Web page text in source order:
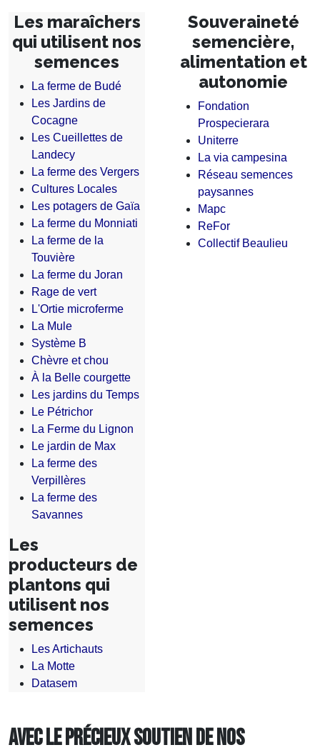
Les maraîchers
qui utilisent nos
semences
La ferme de Budé
Les Jardins de
Cocagne
Les Cueillettes de
Landecy
La ferme des Vergers
Cultures Locales
Les potagers de Gaïa
La ferme du Monniati
La ferme de la
Touvière
La ferme du Joran
Rage de vert
L'Ortie microferme
La Mule
Système B
Chèvre et chou
À la Belle courgette
Les jardins du Temps
Le Pétrichor
La Ferme du Lignon
Le jardin de Max
La ferme des
Verpillères
La ferme des
Savannes
Les
producteurs de
plantons qui
utilisent nos
semences
Les Artichauts
La Motte
Datasem
Souveraineté
semencière,
alimentation et
autonomie
Fondation
Prospecierara
Uniterre
La via campesina
Réseau semences
paysannes
Mapc
ReFor
Collectif Beaulieu
AVEC LE PRÉCIEUX SOUTIEN DE NOS